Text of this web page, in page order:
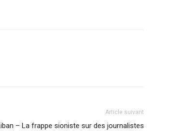
Article suivant
– La frappe sioniste sur des journalistes